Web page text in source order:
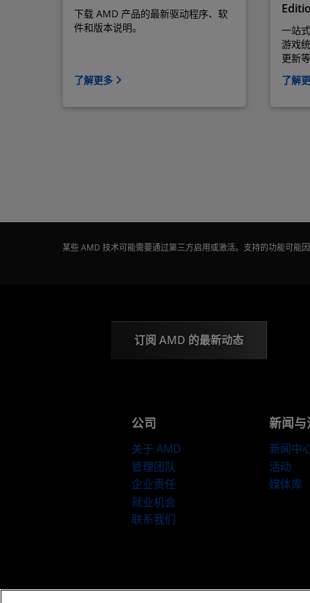
下载 AMD 产品的最新驱动程序、软
件和版本说明。
了解更多
一站
游戏
更新
了解
某些 AMD 技术可能需要通过第三方启用或激活。支持的功能可能
订阅 AMD 的最新动态
公司
关于 AMD
管理团队
企业责任
就业机会
联系我们
新闻
新闻中
活动
媒体库